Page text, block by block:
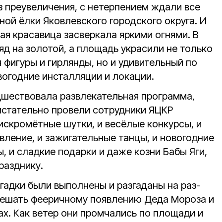
преувеличения, с нетерпением ждали все
ёлки Яковлевского городского округа. И
красавица засверкала яркими огнями. В
на золотой, а площадь украсили не только
и гирлянды, но и удивительный по
инсталляции и локации.
развлекательная программа,
провели сотрудники ЯЦКР
шутки, и весёлые конкурсы, и
и зажигательные танцы, и новогодние
и сладкие подарки и даже козни Бабы Яги,
были выполнены и разгаданы на раз-
фееричному появлению Деда Мороза и
Как ветер они промчались по площади и